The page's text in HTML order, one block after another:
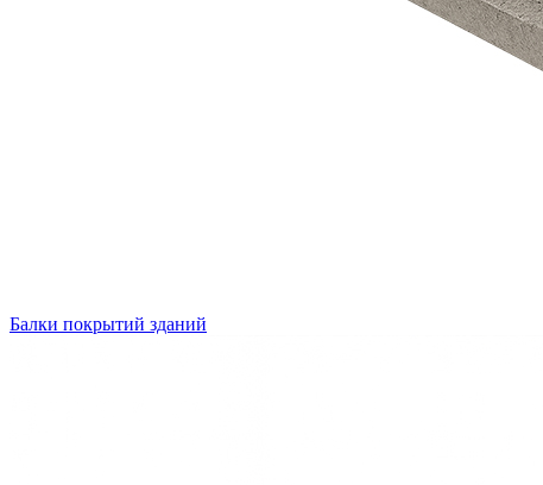
Балки покрытий зданий